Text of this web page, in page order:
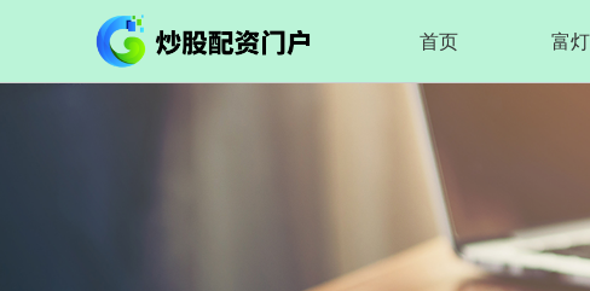
首页 富